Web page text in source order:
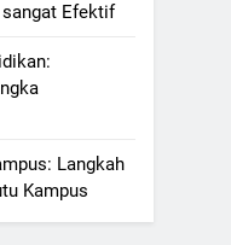
Efektif
Langkah
Kampus